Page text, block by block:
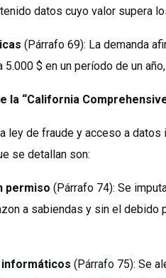
datos cuyo valor supera
(Párrafo 69): La demanda
$ en un período de un
la “California
ley de fraude y acceso a
se detallan son:
permiso (Párrafo 74): Se
a sabiendas y sin el debido
(Párrafo 75): Se